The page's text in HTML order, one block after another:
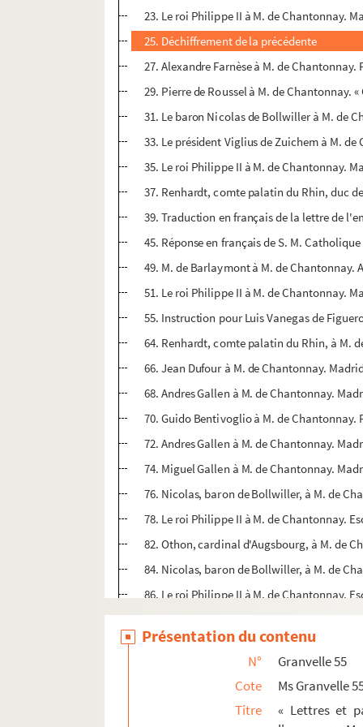
23. Le roi Philippe II à M. de Chantonnay.
25. Déchiffrement de la précédente
27. Alexandre Farnèse à M. de
29. Pierre de Roussel à M. de Chantonnay.
31. Le baron Nicolas de Bollwiller à M. de
33. Le président Viglius de Zuichem à M.
35. Le roi Philippe II à M. de Chantonnay.
37. Renhardt, comte palatin du Rhin, duc
39. Traduction en français de la lettre de
45. Réponse en français de S. M.
49. M. de Barlaymont à M. de Chantonnay.
51. Le roi Philippe II à M. de Chantonnay.
55. Instruction pour Luis Vanegas de
64. Renhardt, comte palatin du Rhin, à M.
66. Jean Dufour à M. de Chantonnay.
68. Andres Gallen à M. de Chantonnay.
70. Guido Bentivoglio à M. de Chantonnay.
72. Andres Gallen à M. de Chantonnay.
74. Miguel Gallen à M. de Chantonnay.
76. Nicolas, baron de Bollwiller, à M. de
78. Le roi Philippe II à M. de Chantonnay.
82. Othon, cardinal d'Augsbourg, à M. de
84. Nicolas, baron de Bollwiller, à M. de
86. Le roi Philippe II à M. de Chantonnay.
88. Maximilien de Berghes, archevêque de
90. Le roi Philippe II à M. de Chantonnay.
92. « Première réponse donnée à Luis
96. Maximilien de Berghes, archevêque
98. Othon, cardinal d'Augsbourg, à M. de
Présentation du contenu
N°
Granvelle 55
Cote
Ms Granvelle
Titre
« Lettres et